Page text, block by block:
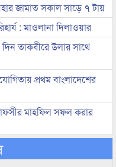
জামাত সকাল সাড়ে ৭ টায়
: মাওলানা দিলাওয়ার
তাকবীরে উলার সাথে
প্রথম বাংলাদেশের
মাহফিল সফল করার